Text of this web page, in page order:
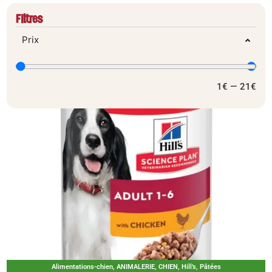
Filtres
Prix
1 € — 21 €
Alimentations-chien, ANIMALERIE, CHIEN, Hill’s, Pâtées